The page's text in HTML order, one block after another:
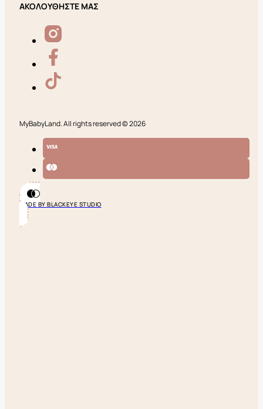
ΑΚΟΛΟΥΘΗΣΤΕ ΜΑΣ
MyBabyLand. All rights reserved © 2026
MADE BY BLACKEYE STUDIO